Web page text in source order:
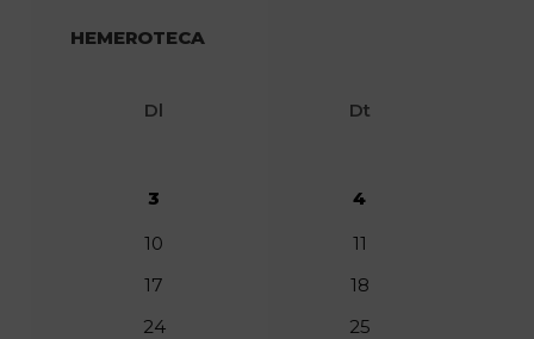
HEMEROTECA
Dl Dt
3
4
10
11
17
18
24
25